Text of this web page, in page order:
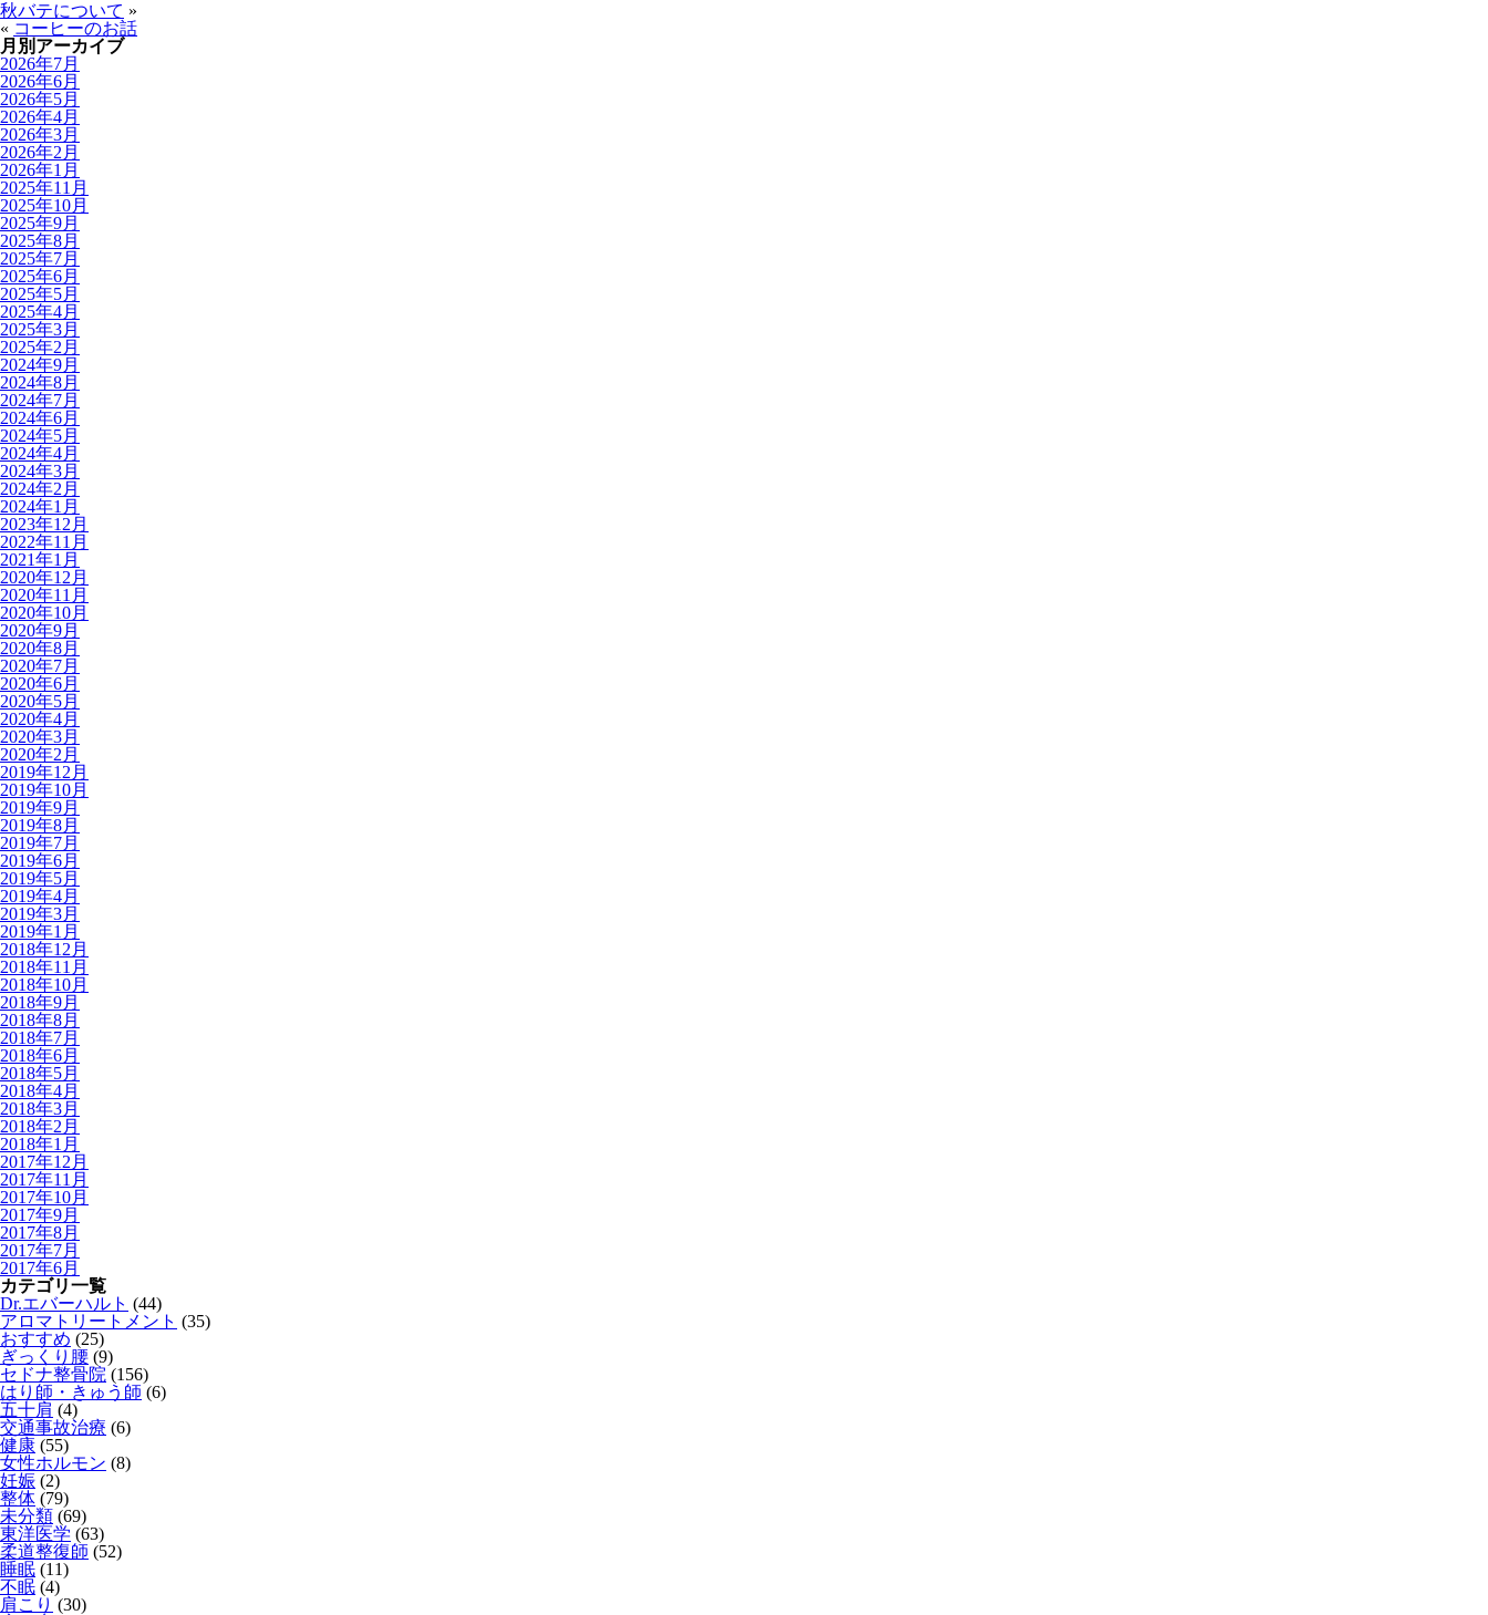
秋バテについて »
« コーヒーのお話
月別アーカイブ
2026年7月
2026年6月
2026年5月
2026年4月
2026年3月
2026年2月
2026年1月
2025年11月
2025年10月
2025年9月
2025年8月
2025年7月
2025年6月
2025年5月
2025年4月
2025年3月
2025年2月
2024年9月
2024年8月
2024年7月
2024年6月
2024年5月
2024年4月
2024年3月
2024年2月
2024年1月
2023年12月
2022年11月
2021年1月
2020年12月
2020年11月
2020年10月
2020年9月
2020年8月
2020年7月
2020年6月
2020年5月
2020年4月
2020年3月
2020年2月
2019年12月
2019年10月
2019年9月
2019年8月
2019年7月
2019年6月
2019年5月
2019年4月
2019年3月
2019年1月
2018年12月
2018年11月
2018年10月
2018年9月
2018年8月
2018年7月
2018年6月
2018年5月
2018年4月
2018年3月
2018年2月
2018年1月
2017年12月
2017年11月
2017年10月
2017年9月
2017年8月
2017年7月
2017年6月
カテゴリ一覧
Dr.エバーハルト (44)
アロマトリートメント (35)
おすすめ (25)
ぎっくり腰 (9)
セドナ整骨院 (156)
はり師・きゅう師 (6)
五十肩 (4)
交通事故治療 (6)
健康 (55)
女性ホルモン (8)
妊娠 (2)
整体 (79)
未分類 (69)
東洋医学 (63)
柔道整復師 (52)
睡眠 (11)
不眠 (4)
肩こり (30)